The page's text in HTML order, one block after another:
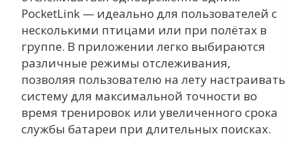
PocketLink — идеально для пользователей с
несколькими птицами или при полётах в
группе. В приложении легко выбираются
различные режимы отслеживания,
позволяя пользователю на лету настраивать
систему для максимальной точности во
время тренировок или увеличенного срока
службы батареи при длительных поисках.